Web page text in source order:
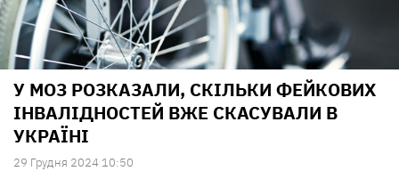
У МОЗ РОЗКАЗАЛИ, СКІЛЬКИ ФЕЙКОВИХ
ІНВАЛІДНОСТЕЙ ВЖЕ СКАСУВАЛИ В
УКРАЇНІ
29 Грудня 2024 10:50